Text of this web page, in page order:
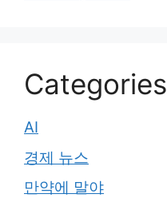
Categories
AI
경제 뉴스
만약에 말야